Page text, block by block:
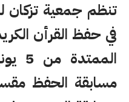
تنظم جمعية تزكان
في حفظ القرأن
مسابقة الحفظ